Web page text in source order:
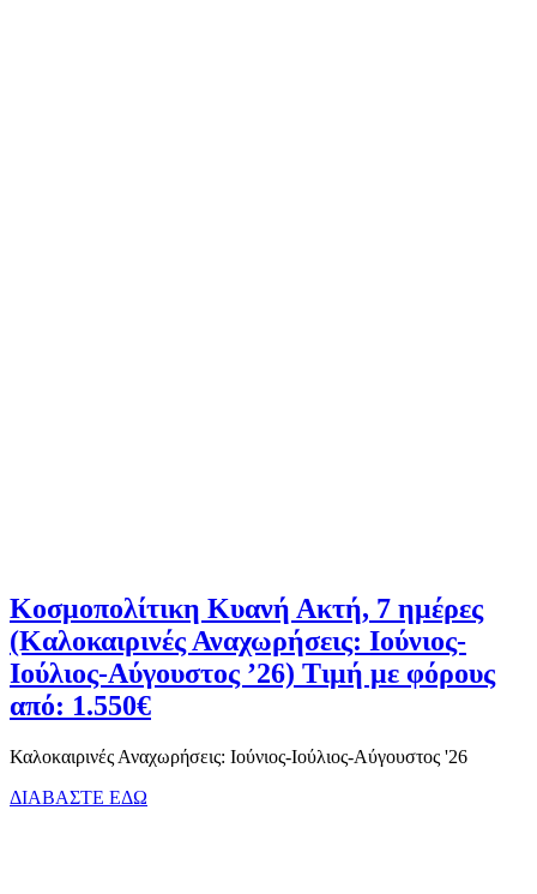
Κοσμοπολίτικη Κυανή Ακτή, 7 ημέρες
(Καλοκαιρινές Αναχωρήσεις: Ιούνιος-
Ιούλιος-Αύγουστος ’26) Τιμή με φόρους
από: 1.550€
Καλοκαιρινές Αναχωρήσεις: Ιούνιος-Ιούλιος-Αύγουστος '26
ΔΙΑΒΑΣΤΕ ΕΔΩ